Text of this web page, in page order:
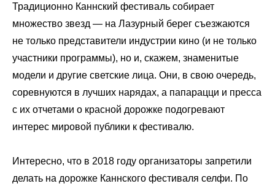
Традиционно Каннский фестиваль собирает
множество звезд — на Лазурный берег съезжаются
не только представители индустрии кино (и не только
участники программы), но и, скажем, знаменитые
модели и другие светские лица. Они, в свою очередь,
соревнуются в лучших нарядах, а папарацци и пресса
с их отчетами о красной дорожке подогревают
интерес мировой публики к фестивалю.
Интересно, что в 2018 году организаторы запретили
делать на дорожке Каннского фестиваля селфи. По